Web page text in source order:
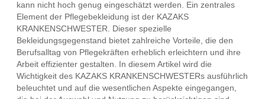
kann nicht hoch genug eingeschätzt werden. Ein zentrales
Element der Pflegebekleidung ist der KAZAKS
KRANKENSCHWESTER. Dieser spezielle
Bekleidungsgegenstand bietet zahlreiche Vorteile, die den
Berufsalltag von Pflegekräften erheblich erleichtern und ihre
Arbeit effizienter gestalten. In diesem Artikel wird die
Wichtigkeit des KAZAKS KRANKENSCHWESTERs ausführlich
beleuchtet und auf die wesentlichen Aspekte eingegangen,